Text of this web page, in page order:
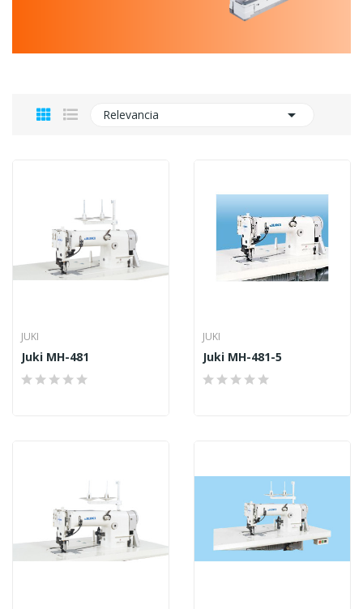
Relevancia 
JUKI
Juki MH-481
JUKI
Juki MH-481-5